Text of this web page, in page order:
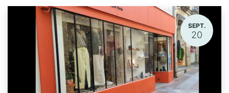
SEPT.
20